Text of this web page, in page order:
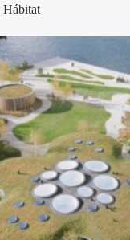
Hábitat